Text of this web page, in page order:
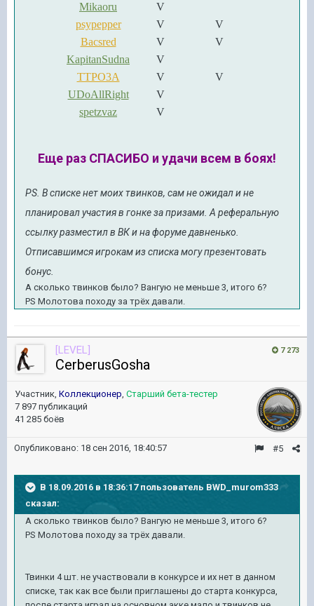
Mikaoru
V
psypepper
V
V
Bacsred
V
V
KapitanSudna
V
TTPO3A
V
V
UDoAllRight
V
spetzvaz
V
Еще раз СПАСИБО и удачи всем в боях!
PS. В списке нет моих твинков, сам не ожидал и не
планировал участия в гонке за призами. А реферальную
ссылку разместил в ВК и на форуме давненько.
Отписавшимся игрокам из списка могу презентовать
бонус.
А сколько твинков было? Вангую не меньше 3, итого 6?
PS Молотова походу за трёх давали.
7 273
[LEVEL]
CerberusGosha
Участник, Коллекционер, Старший бета-тестер
7 897 публикаций
41 285 боёв
#5
Опубликовано: 18 сен 2016, 18:40:57
В 18.09.2016 в 18:36:17 пользователь BWD_murom333
сказал:
А сколько твинков было? Вангую не меньше 3, итого 6?
PS Молотова походу за трёх давали.
Твинки 4 шт. не участвовали в конкурсе и их нет в данном
списке, так как все были приглашены до старта конкурса,